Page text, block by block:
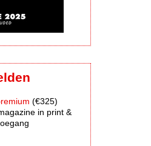
(€325)
in print &